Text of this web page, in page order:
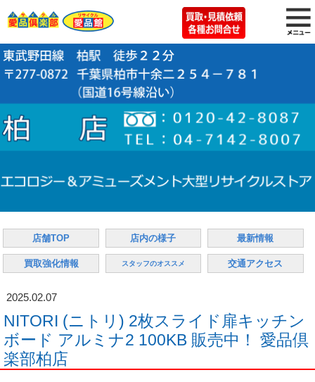
店舗TOP 店内の様子 最新情報
買取強化情報 スタッフのオススメ 交通アクセス
2025.02.07
NITORI (ニトリ) 2枚スライド扉キッチン
ボード アルミナ2 100KB 販売中！ 愛品倶
楽部柏店